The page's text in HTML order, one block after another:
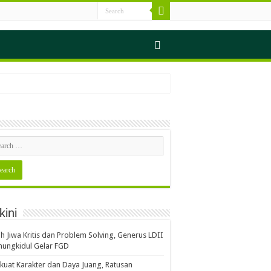
Seimbang
Jiwa Kritis dan Problem Solving, Generus LDII
Gelar FGD
Karakter dan Daya Juang, Ratusan